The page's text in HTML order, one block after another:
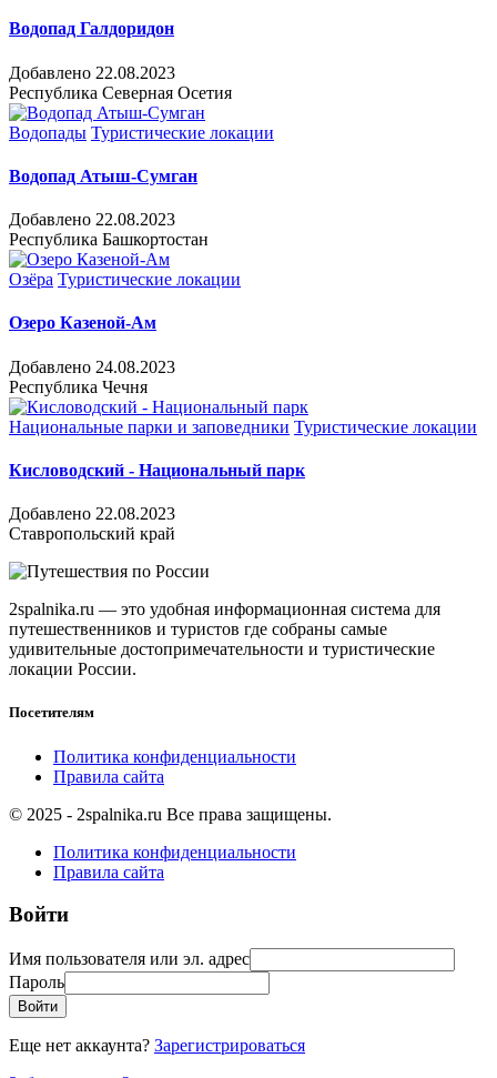
Водопад Галдоридон
Добавлено 22.08.2023
Республика Северная Осетия
Водопады Туристические локации
Водопад Атыш-Сумган
Добавлено 22.08.2023
Республика Башкортостан
Озёра Туристические локации
Озеро Казеной-Ам
Добавлено 24.08.2023
Республика Чечня
Национальные парки и заповедники Туристические локации
Кисловодский - Национальный парк
Добавлено 22.08.2023
Ставропольский край
2spalnika.ru — это удобная информационная система для
путешественников и туристов где собраны самые
удивительные достопримечательности и туристические
локации России.
Посетителям
Политика конфиденциальности
Правила сайта
© 2025 - 2spalnika.ru Все права защищены.
Политика конфиденциальности
Правила сайта
Войти
Имя пользователя или эл. адрес
Пароль
Войти
Еще нет аккаунта? Зарегистрироваться